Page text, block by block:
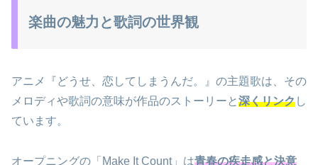
楽曲の魅力と歌詞の世界観
アニメ『どうせ、恋してしまうんだ。』の主題歌は、その
メロディや歌詞の意味が作品のストーリーと深くリンクし
ています。
オープニングの「Make It Count」は青春の疾走感と決意